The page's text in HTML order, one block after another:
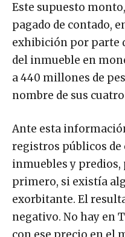
Este supuesto
pagado de contado,
exhibición por parte
del inmueble en
a 440 millones de
nombre de sus
Ante esta
registros públicos de
inmuebles y
primero, si existía
exorbitante. El
negativo. No hay en